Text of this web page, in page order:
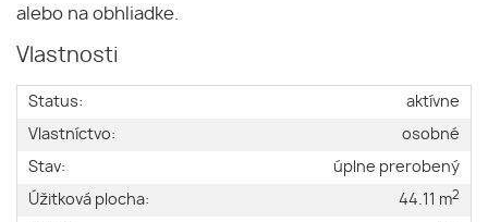
alebo na obhliadke.
Vlastnosti
Status:
aktívne
Vlastníctvo:
osobné
Stav:
úplne prerobený
Úžitková plocha:
44.11 m2